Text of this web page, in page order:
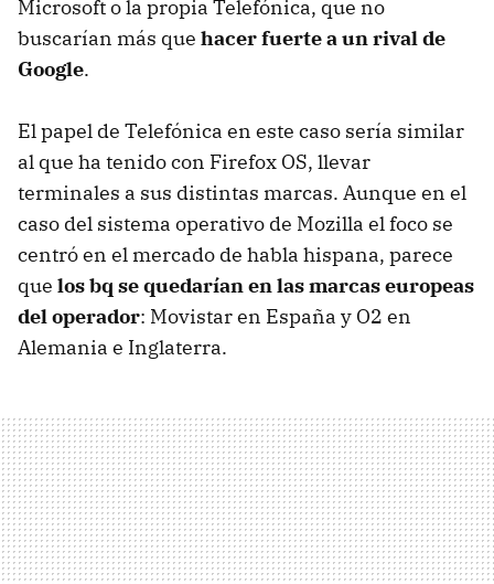
Microsoft o la propia Telefónica, que no
buscarían más que hacer fuerte a un rival de
Google.
El papel de Telefónica en este caso sería similar
al que ha tenido con Firefox OS, llevar
terminales a sus distintas marcas. Aunque en el
caso del sistema operativo de Mozilla el foco se
centró en el mercado de habla hispana, parece
que los bq se quedarían en las marcas europeas
del operador: Movistar en España y O2 en
Alemania e Inglaterra.